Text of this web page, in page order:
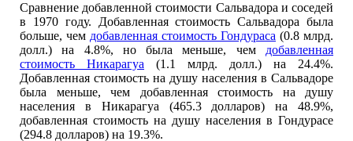
Сравнение добавленной стоимости Сальвадора и соседей
в 1970 году. Добавленная стоимость Сальвадора была
больше, чем добавленная стоимость Гондураса (0.8 млрд.
долл.) на 4.8%, но была меньше, чем добавленная
стоимость Никарагуа (1.1 млрд. долл.) на 24.4%.
Добавленная стоимость на душу населения в Сальвадоре
была меньше, чем добавленная стоимость на душу
населения в Никарагуа (465.3 долларов) на 48.9%,
добавленная стоимость на душу населения в Гондурасе
(294.8 долларов) на 19.3%.